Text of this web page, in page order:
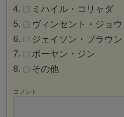
ミハイル・コリャダ
ヴィンセント・ジョウ
ジェイソン・ブラウン
ボーヤン・ジン
その他
コメント